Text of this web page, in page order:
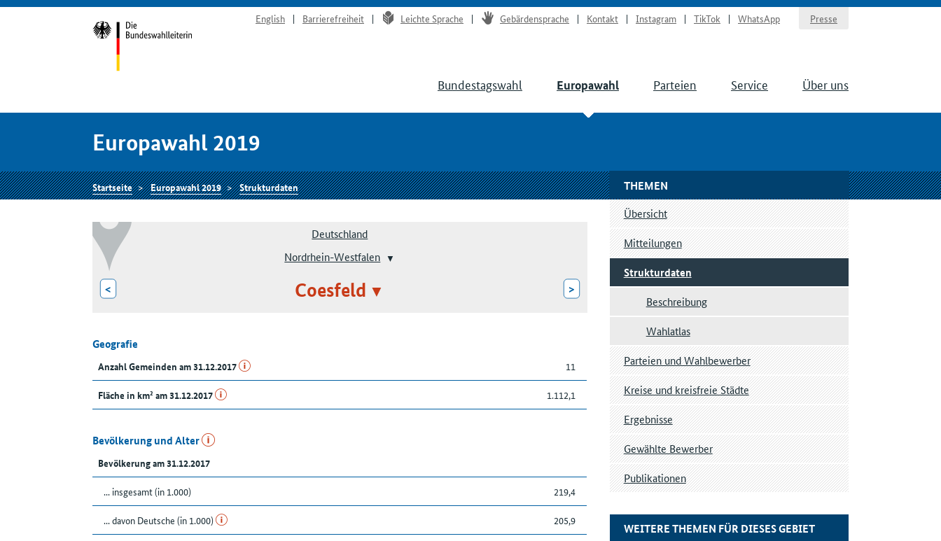
English Barrierefreiheit Leichte Sprache Gebärdensprache Kontakt Instagram TikTok WhatsApp Presse
Bundestagswahl Europawahl Parteien Service Über uns
Europawahl 2019
Startseite Europawahl 2019 Strukturdaten
Deutschland
Nordrhein-Westfalen
< Coesfeld >
Geografie
Anzahl Gemeinden am 31.12.2017 11
Fläche in km² am 31.12.2017 1.112,1
Bevölkerung und Alter
Bevölkerung am 31.12.2017
... insgesamt (in 1.000) 219,4
... davon Deutsche (in 1.000) 205,9
THEMEN
Übersicht
Mitteilungen
Strukturdaten
Beschreibung
Wahlatlas
Parteien und Wahlbewerber
Kreise und kreisfreie Städte
Ergebnisse
Gewählte Bewerber
Publikationen
WEITERE THEMEN FÜR DIESES GEBIET